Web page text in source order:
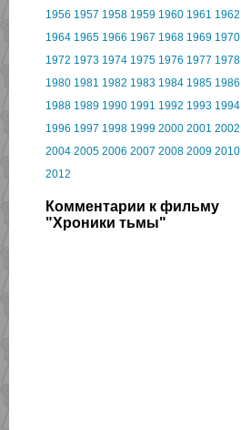
1956 1957 1958 1959 1960 1961 1962
1964 1965 1966 1967 1968 1969 1970
1972 1973 1974 1975 1976 1977 1978
1980 1981 1982 1983 1984 1985 1986
1988 1989 1990 1991 1992 1993 1994
1996 1997 1998 1999 2000 2001 2002
2004 2005 2006 2007 2008 2009 2010
2012
Комментарии к фильму
"Хроники тьмы"